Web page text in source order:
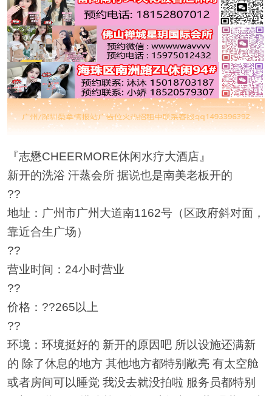
『志懋CHEERMORE休闲水疗大酒店』
新开的洗浴 汗蒸会所 据说也是南美老板开的
??
地址：广州市广州大道南1162号（区政府斜对面，
靠近合生广场）
??
营业时间：24小时营业
??
价格：??265以上
??
环境：环境挺好的 新开的原因吧 所以设施还满新
的 除了休息的地方 其他地方都特别敞亮 有太空舱
或者房间可以睡觉 我没去就没拍啦 服务员都特别